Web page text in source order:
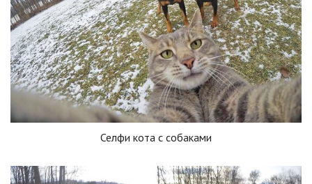
Селфи кота с собаками